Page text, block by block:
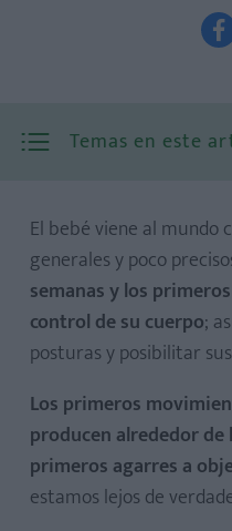

Temas en este
El bebé viene al mundo
generales y poco
semanas y los
control de su cuerpo;
posturas y posibilitar
Los primeros
producen alrededor de
primeros agarres a
estamos lejos de